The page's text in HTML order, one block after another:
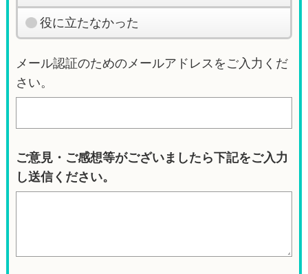
役に立たなかった
メール認証のためのメールアドレスをご入力くだ
さい。
ご意見・ご感想等がございましたら下記をご入力
し送信ください。